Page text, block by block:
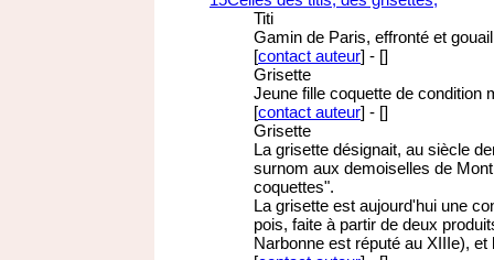
Titi
Gamin de Paris, effronté et
[contact auteur] - []
Grisette
Jeune fille coquette de condition
[contact auteur] - []
Grisette
La grisette désignait, au siècle
surnom aux demoiselles de
coquettes".
La grisette est aujourd'hui une
pois, faite à partir de deux
Narbonne est réputé au XIIIe),